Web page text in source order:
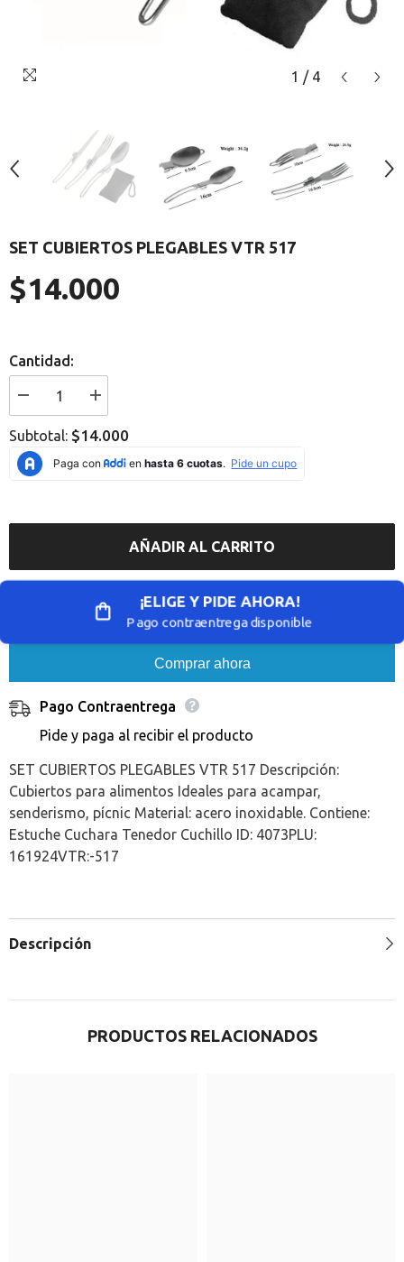
1 / 4
SET CUBIERTOS PLEGABLES VTR 517
Precio
regular
$14.000
Cantidad:
Error:
Missing
interpolation
value
&quot;producto&quot;
cantidad
}}&quot;
I18n
Error:
Missing
interpolation
value
&quot;producto&quot;
cantidad
}}&quot;
Subtotal: $14.000
AÑADIR AL CARRITO
¡ELIGE Y PIDE AHORA!
Pago contraentrega disponible
Comprar ahora
Pago Contraentrega
Pide y paga al recibir el producto
SET CUBIERTOS PLEGABLES VTR 517 Descripción:
Cubiertos para alimentos Ideales para acampar,
senderismo, pícnic Material: acero inoxidable. Contiene:
Estuche Cuchara Tenedor Cuchillo ID: 4073PLU:
161924VTR:-517
Descripción
PRODUCTOS RELACIONADOS